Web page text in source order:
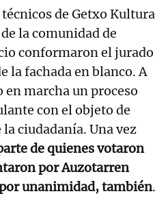
de Getxo Kultura
la comunidad de
conformaron el jurado
la fachada en blanco. A
marcha un proceso
con el objeto de
ciudadanía. Una vez
de quienes votaron
por Auzotarren
unanimidad, también.